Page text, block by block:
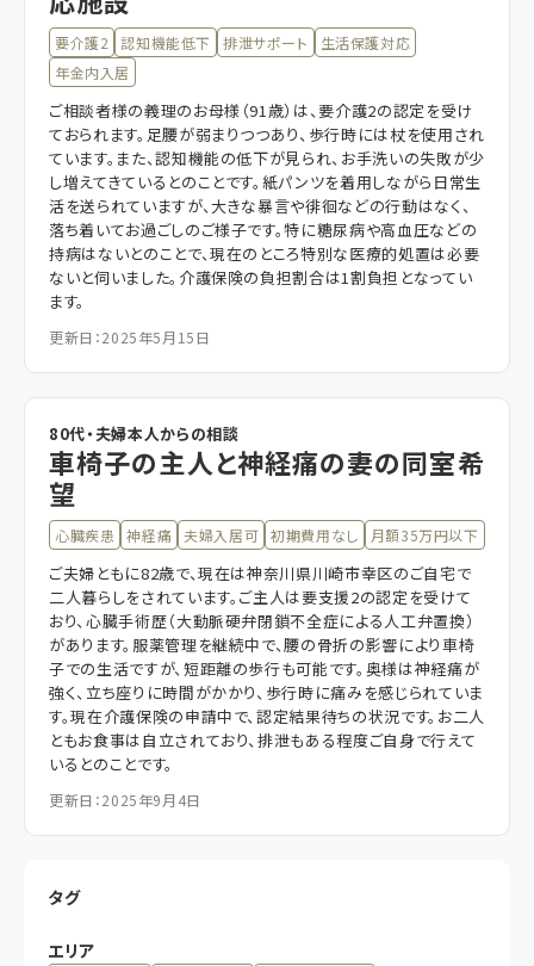
要介護2 認知機能低下 排泄サポート
生活保護対応
年金内入居
ご相談者様の義理のお母様（91歳）は、要介護2の認定を受け
ておられます。足腰が弱まりつつあり、歩行時には杖を使用され
ています。また、認知機能の低下が見られ、お手洗いの失敗が少
し増えてきているとのことです。紙パンツを着用しながら日常生
活を送られていますが、大きな暴言や徘徊などの行動はなく、
落ち着いてお過ごしのご様子です。特に糖尿病や高血圧などの
持病はないとのことで、現在のところ特別な医療的処置は必要
ないと伺いました。介護保険の負担割合は1割負担となってい
ます。
更新日：2025年5月15日
80代・夫婦本人からの相談
車椅子の主人と神経痛の妻の同室希
望
心臓疾患 神経痛 夫婦入居可 初期費用なし 月額35万円以下
ご夫婦ともに82歳で、現在は神奈川県川崎市幸区のご自宅で
二人暮らしをされています。ご主人は要支援2の認定を受けて
おり、心臓手術歴（大動脈硬弁閉鎖不全症による人工弁置換）
があります。服薬管理を継続中で、腰の骨折の影響により車椅
子での生活ですが、短距離の歩行も可能です。奥様は神経痛が
強く、立ち座りに時間がかかり、歩行時に痛みを感じられていま
す。現在介護保険の申請中で、認定結果待ちの状況です。お二人
ともお食事は自立されており、排泄もある程度ご自身で行えて
いるとのことです。
更新日：2025年9月4日
タグ
エリア